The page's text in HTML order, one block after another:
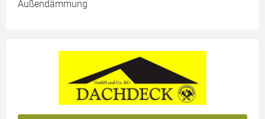
Außendämmung